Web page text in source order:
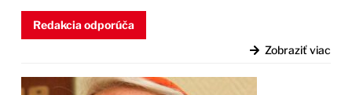
Redakcia odporúča
Zobraziť viac